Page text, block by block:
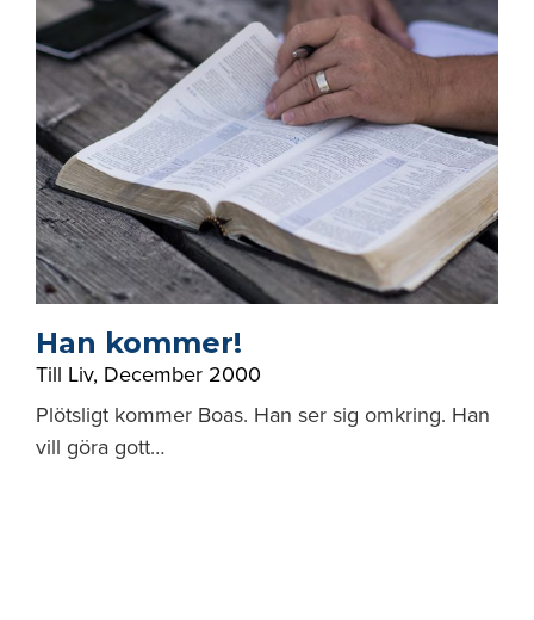
Han kommer!
Till Liv, December 2000
Plötsligt kommer Boas. Han ser sig omkring. Han
vill göra gott…